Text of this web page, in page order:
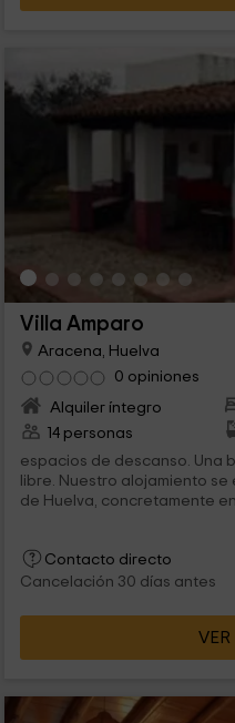
Villa Amparo
Aracena, Huelva
0 opiniones
Alquiler íntegro
14 personas
espacios de descanso. Una barbacoa para cocinar al aire
libre. Nuestro alojamiento se encuentra dentro de la provincia
de Huelva, concretamente en
Contacto directo
Cancelación 30 días antes
VER